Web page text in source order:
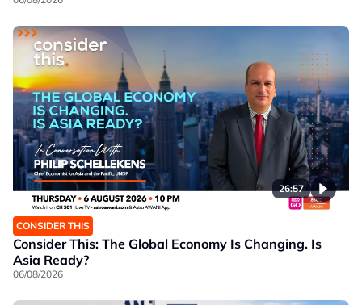
26:57
CONSIDER THIS
Consider This: The Global Economy Is Changing. Is
Asia Ready?
06/08/2026